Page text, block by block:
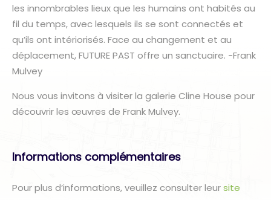
les innombrables lieux que les humains ont habités au
fil du temps, avec lesquels ils se sont connectés et
qu’ils ont intériorisés. Face au changement et au
déplacement, FUTURE PAST offre un sanctuaire. -Frank
Mulvey
Nous vous invitons à visiter la galerie Cline House pour
découvrir les œuvres de Frank Mulvey.
Informations complémentaires
Pour plus d’informations, veuillez consulter leursite